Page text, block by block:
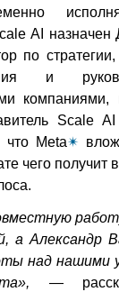
AI
по
и
Scale
что Meta✴
чего получит
а Александр
над нашими
—